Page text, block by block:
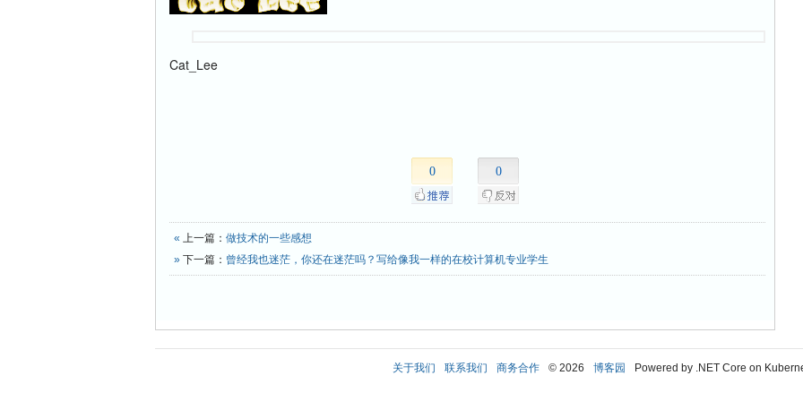
Cat_Lee
0 0
« 上一篇： 做技术的一些感想
» 下一篇： 曾经我也迷茫，你还在迷茫吗？写给像我一样的在校计算机专业学生
关于我们 联系我们 商务合作 © 2026 博客园 Powered by .NET Core on